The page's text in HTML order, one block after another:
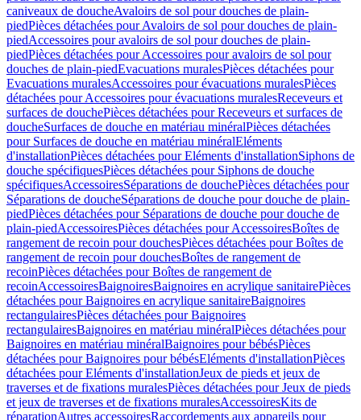
caniveaux de doucheAvaloirs de sol pour douches de plain-
piedPièces détachées pour Avaloirs de sol pour douches de plain-
piedAccessoires pour avaloirs de sol pour douches de plain-
piedPièces détachées pour Accessoires pour avaloirs de sol pour
douches de plain-piedEvacuations muralesPièces détachées pour
Evacuations muralesAccessoires pour évacuations muralesPièces
détachées pour Accessoires pour évacuations muralesReceveurs et
surfaces de douchePièces détachées pour Receveurs et surfaces de
doucheSurfaces de douche en matériau minéralPièces détachées
pour Surfaces de douche en matériau minéralEléments
d'installationPièces détachées pour Eléments d'installationSiphons de
douche spécifiquesPièces détachées pour Siphons de douche
spécifiquesAccessoiresSéparations de douchePièces détachées pour
Séparations de doucheSéparations de douche pour douche de plain-
piedPièces détachées pour Séparations de douche pour douche de
plain-piedAccessoiresPièces détachées pour AccessoiresBoîtes de
rangement de recoin pour douchesPièces détachées pour Boîtes de
rangement de recoin pour douchesBoîtes de rangement de
recoinPièces détachées pour Boîtes de rangement de
recoinAccessoiresBaignoiresBaignoires en acrylique sanitairePièces
détachées pour Baignoires en acrylique sanitaireBaignoires
rectangulairesPièces détachées pour Baignoires
rectangulairesBaignoires en matériau minéralPièces détachées pour
Baignoires en matériau minéralBaignoires pour bébésPièces
détachées pour Baignoires pour bébésEléments d'installationPièces
détachées pour Eléments d'installationJeux de pieds et jeux de
traverses et de fixations muralesPièces détachées pour Jeux de pieds
et jeux de traverses et de fixations muralesAccessoiresKits de
réparationAutres accessoiresRaccordements aux appareils pour